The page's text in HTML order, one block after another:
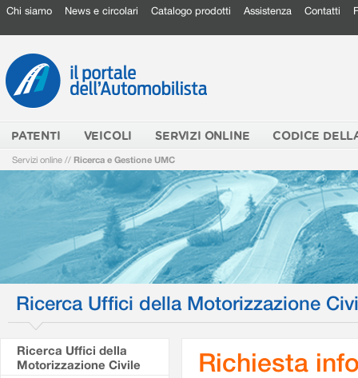
Chi siamo News e circolari Catalogo prodotti Assistenza Contatti
PATENTI VEICOLI SERVIZI ONLINE CODICE
Servizi online // Ricerca e Gestione UMC
Ricerca Uffici della Motorizzazione
Ricerca Uffici della
Motorizzazione Civile
Richiesta